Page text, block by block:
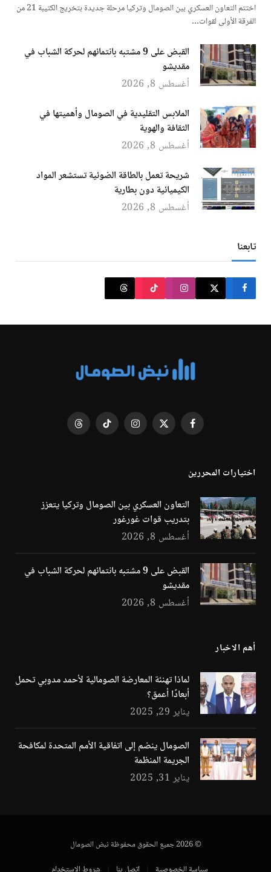
اختتم التعاون العسكري بين الصومال وتركيا مرحلة جديدة بتخريج الكتيبة 21 من
الفرقة الأولى لقوات…
القبض على 9 مشتبه بانتمائهم لحركة الشباب في
مقديشو
أغسطس 8, 2026
الملابس التقليدية في الصومال وأهميتها في
الثقافة والهوية
أغسطس 8, 2026
شريحة تعمل بالطاقة الضوئية تستشعر المواد
الكيميائية دون بطارية
أغسطس 8, 2026
تابعنا
فيسبوك X
الانستغرامتيكتوك Threads
اختيارات المحررين
التعاون العسكري بين الصومال وتركيا يتعزز
بتدريب قوات غورغور
أغسطس 8, 2026
القبض على 9 مشتبه بانتمائهم لحركة الشباب في
مقديشو
أغسطس 8, 2026
أهم الاخبار
لماذا تهنئة المعارضة الصومالية لأحمد مدوبي تحمل
أبعادًا أعمق؟
يناير 29, 2025
الصومال ينضم إلى اتفاقية الأمم المتحدة لمكافحة
الجريمة المنظمة
يناير 31, 2025
© 2026 جميع الحقوق محفوظة نبض الصومال